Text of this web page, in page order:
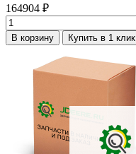
164904 ₽
В корзину Купить в 1 клик